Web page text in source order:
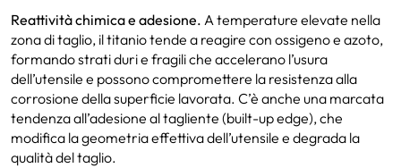
Reattività chimica e adesione. A temperature elevate nella
zona di taglio, il titanio tende a reagire con ossigeno e azoto,
formando strati duri e fragili che accelerano l’usura
dell’utensile e possono compromettere la resistenza alla
corrosione della superficie lavorata. C’è anche una marcata
tendenza all’adesione al tagliente (built-up edge), che
modifica la geometria effettiva dell’utensile e degrada la
qualità del taglio.